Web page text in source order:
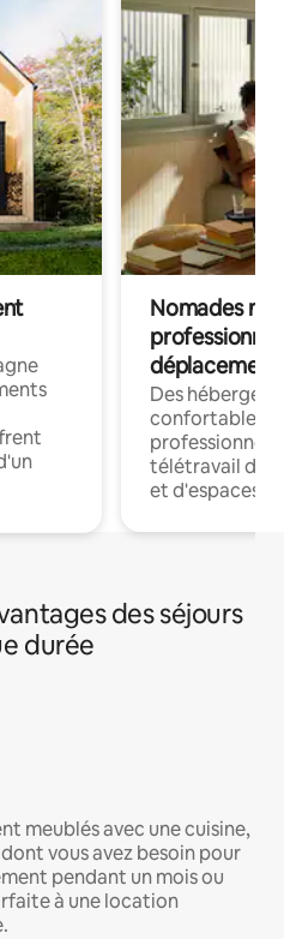
Nomades
déplacement
Des
confortables
professionnels
télétravail
et d'espaces
des séjours
durée
meublés avec une cuisine,
vous avez besoin pour
pendant un mois ou
à une location